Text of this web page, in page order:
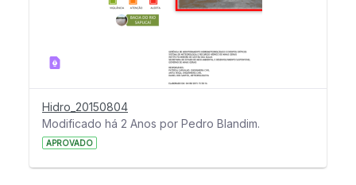
Hidro_20150804
Modificado há 2 Anos por Pedro Blandim.
APROVADO